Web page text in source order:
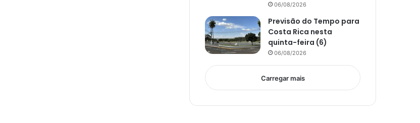
06/08/2026
Previsão do Tempo para
Costa Rica nesta
quinta-feira (6)
06/08/2026
Carregar mais